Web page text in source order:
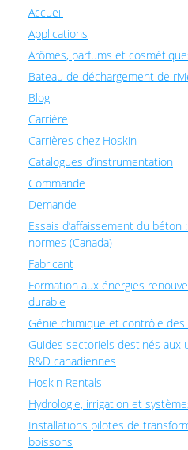
Accueil
Applications
Arômes, parfums et
Bateau de déchargement de
Blog
Carrière
Carrières chez Hoskin
Catalogues d’instrumentation
Commande
Demande
Essais d’affaissement du
normes (Canada)
Fabricant
Formation aux énergies
durable
Génie chimique et contrôle des
Guides sectoriels destinés aux
R&D canadiennes
Hoskin Rentals
Hydrologie, irrigation et
Installations pilotes de
boissons